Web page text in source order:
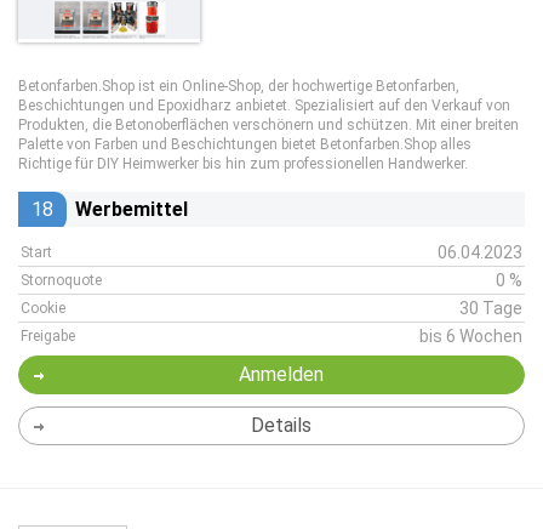
Betonfarben.Shop ist ein Online-Shop, der hochwertige Betonfarben,
Beschichtungen und Epoxidharz anbietet. Spezialisiert auf den Verkauf von
Produkten, die Betonoberflächen verschönern und schützen. Mit einer breiten
Palette von Farben und Beschichtungen bietet Betonfarben.Shop alles
Richtige für DIY Heimwerker bis hin zum professionellen Handwerker.
18 Werbemittel
Start 06.04.2023
Stornoquote 0 %
Cookie 30 Tage
Freigabe bis 6 Wochen
Anmelden
Details